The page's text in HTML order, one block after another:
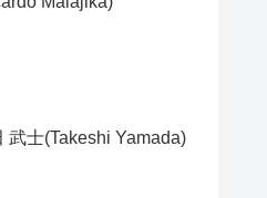
武士(Takeshi Yamada)